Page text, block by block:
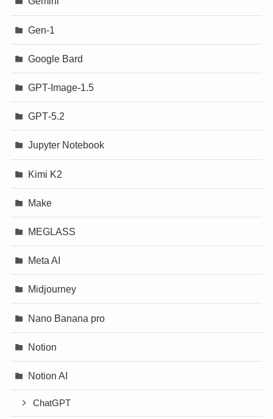
Gen-1
Google Bard
GPT-Image-1.5
GPT‐5.2
Jupyter Notebook
Kimi K2
Make
MEGLASS
Meta AI
Midjourney
Nano Banana pro
Notion
Notion AI
ChatGPT